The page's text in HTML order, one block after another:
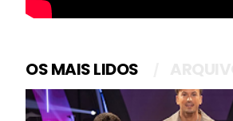
OS MAIS LIDOS